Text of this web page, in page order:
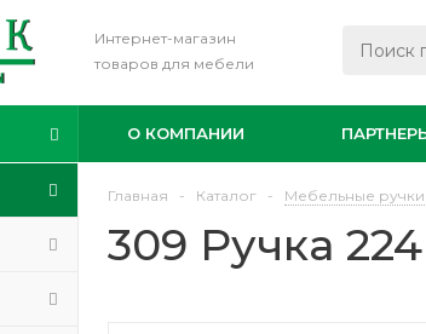
Интернет-магазин
товаров для мебели
О КОМПАНИИ
Главная - Каталог - Мебельные ручки
309 Ручка